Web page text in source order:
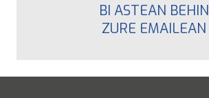
BI ASTEAN BEHIN
ZURE EMAILEAN